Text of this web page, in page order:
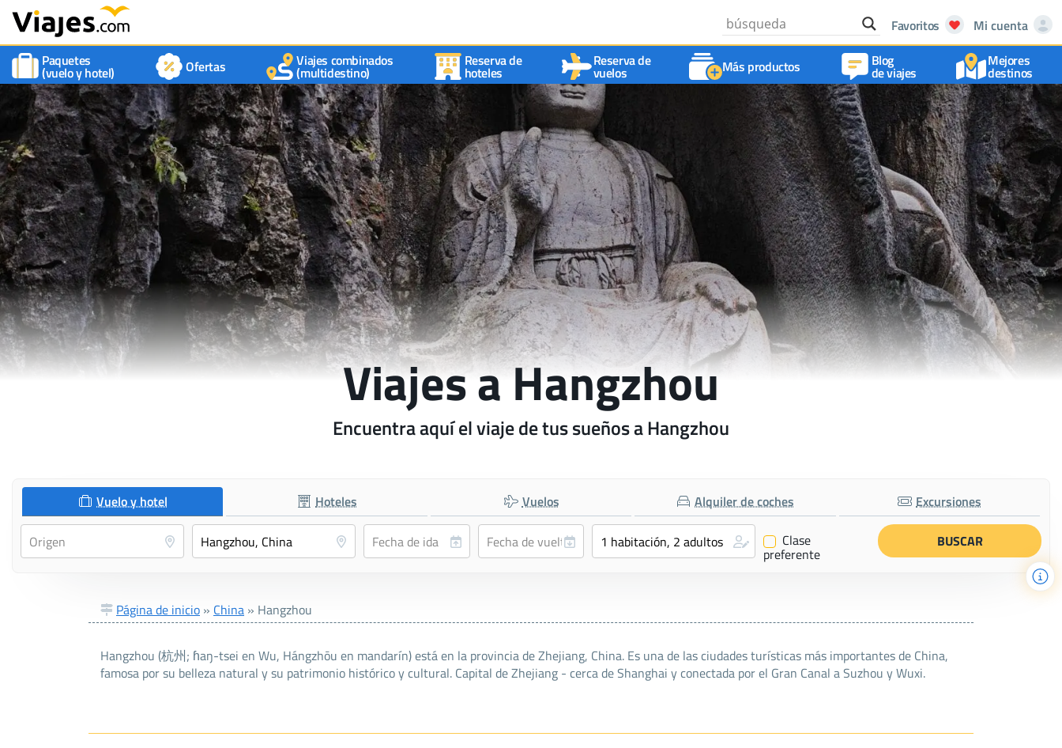
Favoritos
Mi cuenta
Paquetes
(vuelo y hotel) Ofertas Viajes combinados
(multidestino)
Reserva de
hoteles
Reserva de
vuelos Más productos Blog
de viajes
Mejores
destinos
Viajes a Hangzhou
Encuentra aquí el viaje de tus sueños a Hangzhou
Vuelo y hotel Hoteles Vuelos Alquiler de coches Excursiones
✔ Clase
preferente
Página de inicio » China » Hangzhou
Hangzhou (杭州; ɦaŋ-tsei en Wu, Hángzhōu en mandarín) está en la provincia de Zhejiang, China. Es una de las ciudades turísticas más importantes de China,
famosa por su belleza natural y su patrimonio histórico y cultural. Capital de Zhejiang - cerca de Shanghai y conectada por el Gran Canal a Suzhou y Wuxi.